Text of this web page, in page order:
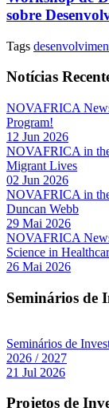
sobre
Tags
Notícias
NOVAFRICA
Program!
12 Jun 2026
NOVAFRICA in
Migrant Lives
02 Jun 2026
NOVAFRICA in
Duncan Webb
29 Mai 2026
NOVAFRICA
Science in
26 Mai 2026
Seminários de
Seminários de
2026 / 2027
21 Jul 2026
Projetos de